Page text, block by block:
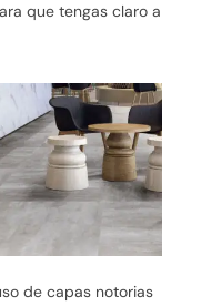
que tengas claro a
de capas notorias